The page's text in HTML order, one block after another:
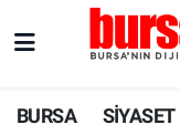
BURSA SİYASET